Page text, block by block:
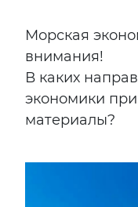
Морская
внимания!
В каких
экономики
материалы?